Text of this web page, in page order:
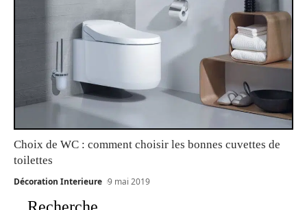
Choix de WC : comment choisir les bonnes cuvettes de
toilettes
Décoration Interieure 9 mai 2019